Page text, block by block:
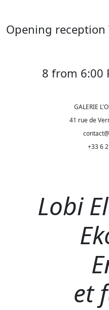
Opening reception
8 from 6:00
GALERIE
41 rue de
+33 6
Lobi
et